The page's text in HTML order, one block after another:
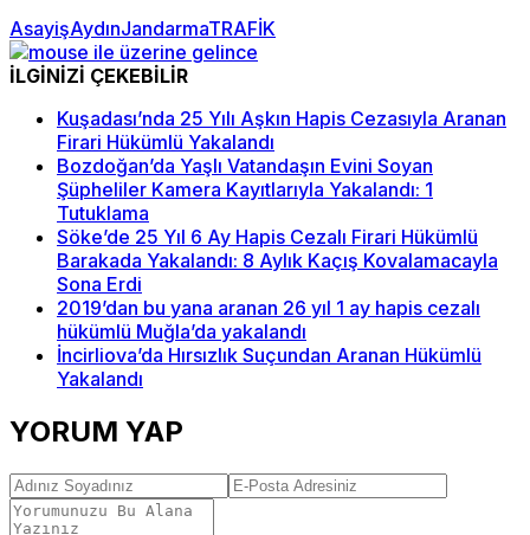
AsayişAydınJandarmaTRAFİK
İLGİNİZİ ÇEKEBİLİR
Kuşadası’nda 25 Yılı Aşkın Hapis Cezasıyla Aranan
Firari Hükümlü Yakalandı
Bozdoğan’da Yaşlı Vatandaşın Evini Soyan
Şüpheliler Kamera Kayıtlarıyla Yakalandı: 1
Tutuklama
Söke’de 25 Yıl 6 Ay Hapis Cezalı Firari Hükümlü
Barakada Yakalandı: 8 Aylık Kaçış Kovalamacayla
Sona Erdi
2019’dan bu yana aranan 26 yıl 1 ay hapis cezalı
hükümlü Muğla’da yakalandı
İncirliova’da Hırsızlık Suçundan Aranan Hükümlü
Yakalandı
YORUM YAP